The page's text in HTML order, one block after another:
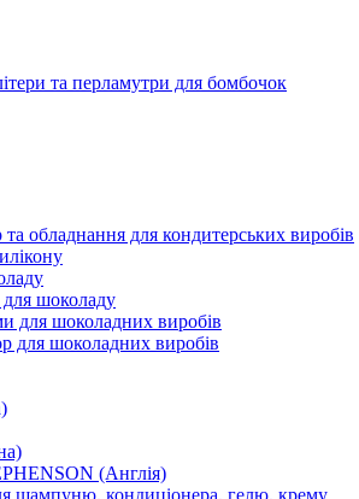
та перламутри для бомбочок
та обладнання для кондитерських виробів
шоколаду
для шоколадних виробів
для шоколадних виробів
(Англія)
шампуню, кондиціонера, гелю, крему